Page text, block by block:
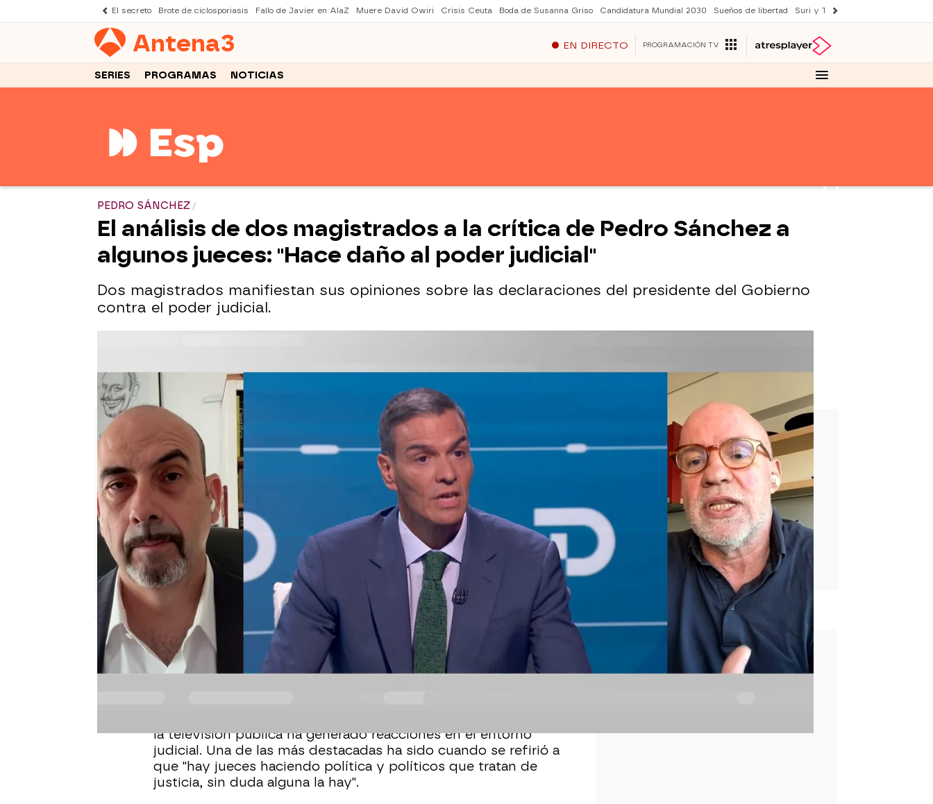
El secreto Brote de ciclosporiasis Fallo de Javier en AlaZ Muere David Owiri Crisis Ceuta Boda de Susanna Griso Candidatura Mundial 2030 Sueños de libertad Suri y Tom Cruise
Antena3 EN DIRECTO PROGRAMACIÓN TV
SERIES PROGRAMAS NOTICIAS
PEDRO SÁNCHEZ
El análisis de dos magistrados a la crítica de Pedro Sánchez a
algunos jueces: "Hace daño al poder judicial"
Dos magistrados manifiestan sus opiniones sobre las declaraciones del presidente del Gobierno
contra el poder judicial.
El nuevo colaborador de Espejo Público, sobre Pedro Sánchez: "Es difícil que pueda agotar el mandato"
Puedes ver la entrevista completa en ATRESPLAYER
Espejo Público
02 de septiembre de 2025, 10:13
WhatsappFacebook Flipboard
la televisión pública ha generado reacciones en el entorno
judicial. Una de las más destacadas ha sido cuando se refirió a
que "hay jueces haciendo política y políticos que tratan de
justicia, sin duda alguna la hay".